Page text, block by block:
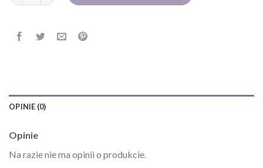
OPINIE (0)
Opinie
Na razie nie ma opinii o produkcie.